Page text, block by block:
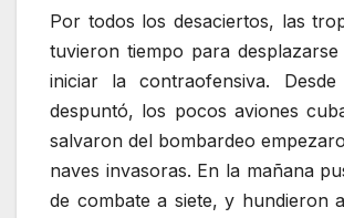
Por todos los desaciertos, las
tuvieron tiempo para
iniciar la contraofensiva.
despuntó, los pocos aviones
salvaron del bombardeo
naves invasoras. En la mañana
de combate a siete, y hundieron